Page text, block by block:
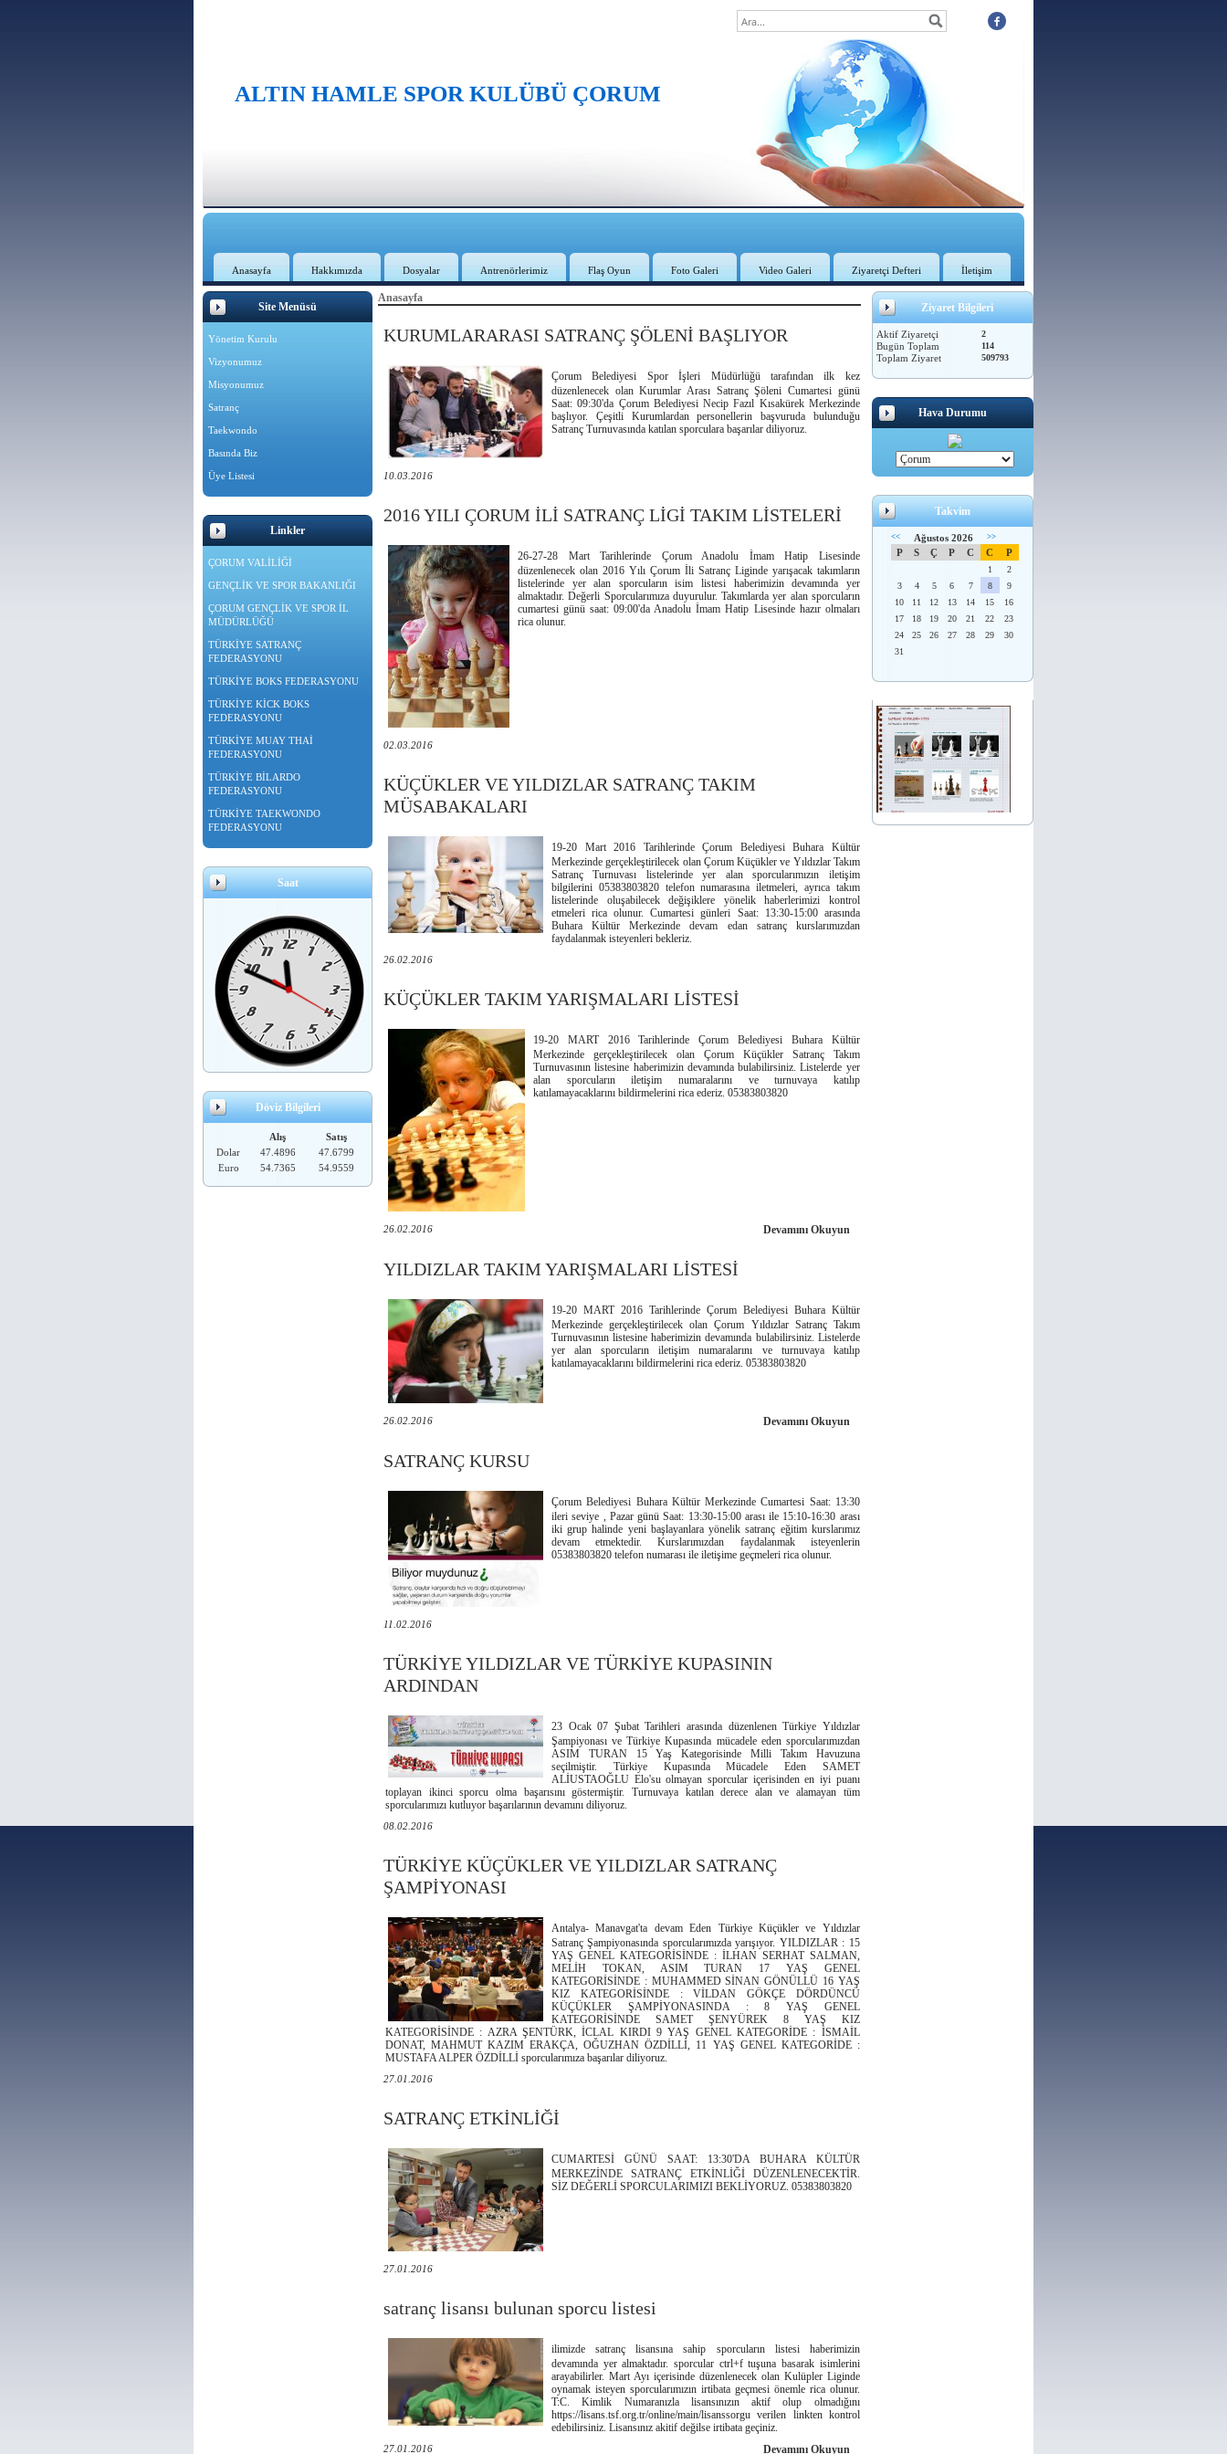
ALTIN HAMLE SPOR KULÜBÜ ÇORUM
Anasayfa Hakkımızda Dosyalar Antrenörlerimiz Flaş Oyun Foto Galeri Video Galeri Ziyaretçi Defteri İletişim
Site Menüsü
Yönetim Kurulu
Vizyonumuz
Misyonumuz
Satranç
Taekwondo
Basında Biz
Üye Listesi
Linkler
ÇORUM VALİLİĞİ
GENÇLİK VE SPOR BAKANLIĞI
ÇORUM GENÇLİK VE SPOR İL
MÜDÜRLÜĞÜ
TÜRKİYE SATRANÇ
FEDERASYONU
TÜRKİYE BOKS FEDERASYONU
TÜRKİYE KİCK BOKS
FEDERASYONU
TÜRKİYE MUAY THAİ
FEDERASYONU
TÜRKİYE BİLARDO
FEDERASYONU
TÜRKİYE TAEKWONDO
FEDERASYONU
Saat
Döviz Bilgileri
Alış
Satış
Dolar
47.4896
47.6799
Euro
54.7365 54.9559
Anasayfa
KURUMLARARASI SATRANÇ ŞÖLENİ BAŞLIYOR
Çorum Belediyesi Spor İşleri Müdürlüğü tarafından ilk kez
düzenlenecek olan Kurumlar Arası Satranç Şöleni Cumartesi günü
Saat: 09:30'da Çorum Belediyesi Necip Fazıl Kısakürek Merkezinde
başlıyor. Çeşitli Kurumlardan personellerin başvuruda bulunduğu
Satranç Turnuvasında katılan sporculara başarılar diliyoruz.
10.03.2016
2016 YILI ÇORUM İLİ SATRANÇ LİGİ TAKIM LİSTELERİ
26-27-28 Mart Tarihlerinde Çorum Anadolu İmam Hatip Lisesinde
düzenlenecek olan 2016 Yılı Çorum İli Satranç Liginde yarışacak takımların
listelerinde yer alan sporcuların isim listesi haberimizin devamında yer
almaktadır. Değerli Sporcularımıza duyurulur. Takımlarda yer alan sporcuların
cumartesi günü saat: 09:00'da Anadolu İmam Hatip Lisesinde hazır olmaları
rica olunur.
02.03.2016
KÜÇÜKLER VE YILDIZLAR SATRANÇ TAKIM
MÜSABAKALARI
19-20 Mart 2016 Tarihlerinde Çorum Belediyesi Buhara Kültür
Merkezinde gerçekleştirilecek olan Çorum Küçükler ve Yıldızlar Takım
Satranç Turnuvası listelerinde yer alan sporcularımızın iletişim
bilgilerini 05383803820 telefon numarasına iletmeleri, ayrıca takım
listelerinde oluşabilecek değişiklere yönelik haberlerimizi kontrol
etmeleri rica olunur. Cumartesi günleri Saat: 13:30-15:00 arasında
Buhara Kültür Merkezinde devam edan satranç kurslarımızdan
faydalanmak isteyenleri bekleriz.
26.02.2016
KÜÇÜKLER TAKIM YARIŞMALARI LİSTESİ
19-20 MART 2016 Tarihlerinde Çorum Belediyesi Buhara Kültür
Merkezinde gerçekleştirilecek olan Çorum Küçükler Satranç Takım
Turnuvasının listesine haberimizin devamında bulabilirsiniz. Listelerde yer
alan sporcuların iletişim numaralarını ve turnuvaya katılıp
katılamayacaklarını bildirmelerini rica ederiz. 05383803820
26.02.2016 Devamını Okuyun
YILDIZLAR TAKIM YARIŞMALARI LİSTESİ
19-20 MART 2016 Tarihlerinde Çorum Belediyesi Buhara Kültür
Merkezinde gerçekleştirilecek olan Çorum Yıldızlar Satranç Takım
Turnuvasının listesine haberimizin devamında bulabilirsiniz. Listelerde
yer alan sporcuların iletişim numaralarını ve turnuvaya katılıp
katılamayacaklarını bildirmelerini rica ederiz. 05383803820
26.02.2016 Devamını Okuyun
SATRANÇ KURSU
Çorum Belediyesi Buhara Kültür Merkezinde Cumartesi Saat: 13:30
ileri seviye , Pazar günü Saat: 13:30-15:00 arası ile 15:10-16:30 arası
iki grup halinde yeni başlayanlara yönelik satranç eğitim kurslarımız
devam etmektedir. Kurslarımızdan faydalanmak isteyenlerin
05383803820 telefon numarası ile iletişime geçmeleri rica olunur.
11.02.2016
TÜRKİYE YILDIZLAR VE TÜRKİYE KUPASININ
ARDINDAN
23 Ocak 07 Şubat Tarihleri arasında düzenlenen Türkiye Yıldızlar
Şampiyonası ve Türkiye Kupasında mücadele eden sporcularımızdan
ASIM TURAN 15 Yaş Kategorisinde Milli Takım Havuzuna
seçilmiştir. Türkiye Kupasında Mücadele Eden SAMET
ALİUSTAOĞLU Elo'su olmayan sporcular içerisinden en iyi puanı
toplayan ikinci sporcu olma başarısını göstermiştir. Turnuvaya katılan derece alan ve alamayan tüm
sporcularımızı kutluyor başarılarının devamını diliyoruz.
08.02.2016
TÜRKİYE KÜÇÜKLER VE YILDIZLAR SATRANÇ
ŞAMPİYONASI
Antalya- Manavgat'ta devam Eden Türkiye Küçükler ve Yıldızlar
Satranç Şampiyonasında sporcularımızda yarışıyor. YILDIZLAR : 15
YAŞ GENEL KATEGORİSİNDE : İLHAN SERHAT SALMAN,
MELİH TOKAN, ASIM TURAN 17 YAŞ GENEL
KATEGORİSİNDE : MUHAMMED SİNAN GÖNÜLLÜ 16 YAŞ
KIZ KATEGORİSİNDE : VİLDAN GÖKÇE DÖRDÜNCÜ
KÜÇÜKLER ŞAMPİYONASINDA : 8 YAŞ GENEL
KATEGORİSİNDE SAMET ŞENYÜREK 8 YAŞ KIZ
KATEGORİSİNDE : AZRA ŞENTÜRK, İCLAL KIRDI 9 YAŞ GENEL KATEGORİDE : İSMAİL
DONAT, MAHMUT KAZIM ERAKÇA, OĞUZHAN ÖZDİLLİ, 11 YAŞ GENEL KATEGORİDE :
MUSTAFA ALPER ÖZDİLLİ sporcularımıza başarılar diliyoruz.
27.01.2016
SATRANÇ ETKİNLİĞİ
CUMARTESİ GÜNÜ SAAT: 13:30'DA BUHARA KÜLTÜR
MERKEZİNDE SATRANÇ ETKİNLİĞİ DÜZENLENECEKTİR.
SİZ DEĞERLİ SPORCULARIMIZI BEKLİYORUZ. 05383803820
27.01.2016
satranç lisansı bulunan sporcu listesi
ilimizde satranç lisansına sahip sporcuların listesi haberimizin
devamında yer almaktadır. sporcular ctrl+f tuşuna basarak isimlerini
arayabilirler. Mart Ayı içerisinde düzenlenecek olan Kulüpler Liginde
oynamak isteyen sporcularımızın irtibata geçmesi önemle rica olunur.
T:C. Kimlik Numaranızla lisansınızın aktif olup olmadığını
https://lisans.tsf.org.tr/online/main/lisanssorgu verilen linkten kontrol
edebilirsiniz. Lisansınız akitif değilse irtibata geçiniz.
27.01.2016 Devamını Okuyun
Ziyaret Bilgileri
Aktif Ziyaretçi 2
Bugün Toplam 114
Toplam Ziyaret 509793
Hava Durumu
Takvim
<< Ağustos 2026 >>
P S Ç P C C P
1
2
3
4 5 6 7 8
9
10
11 12 13 14 15
16
17
18 19 20 21 22
23
24
25 26 27 28 29
30
31